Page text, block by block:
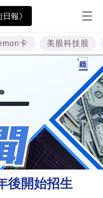
報》
卡 美股科技股
後開始招生